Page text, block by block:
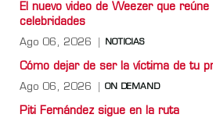
El nuevo video de Weezer que
celebridades
Ago 06, 2026 NOTICIAS
Cómo dejar de ser la víctima de tu
Ago 06, 2026 ON DEMAND
Piti Fernández sigue en la ruta